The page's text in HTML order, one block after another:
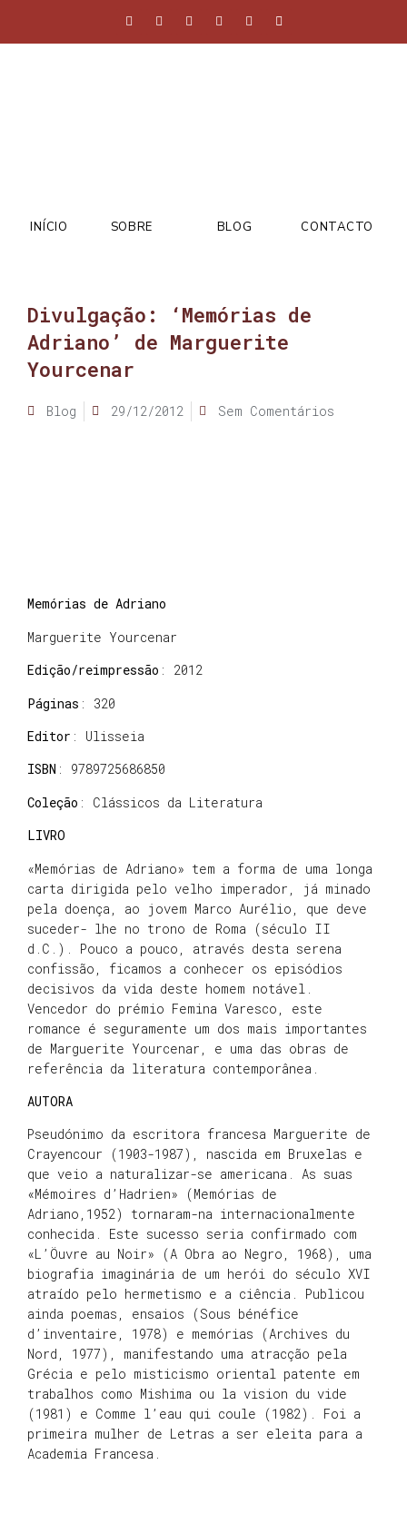
INÍCIO SOBRE BLOG CONTACTO
Divulgação: ‘Memórias de
Adriano’ de Marguerite
Yourcenar
Blog 29/12/2012 Sem Comentários
Memórias de Adriano
Marguerite Yourcenar
Edição/reimpressão : 2012
Páginas : 320
Editor : Ulisseia
ISBN : 9789725686850
Coleção : Clássicos da Literatura
LIVRO
«Memórias de Adriano» tem a forma de uma longa
carta dirigida pelo velho imperador, já minado
pela doença, ao jovem Marco Aurélio, que deve
suceder- lhe no trono de Roma (século II
d.C.). Pouco a pouco, através desta serena
confissão, ficamos a conhecer os episódios
decisivos da vida deste homem notável.
Vencedor do prémio Femina Varesco, este
romance é seguramente um dos mais importantes
de Marguerite Yourcenar, e uma das obras de
referência da literatura contemporânea.
AUTORA
Pseudónimo da escritora francesa Marguerite de
Crayencour (1903-1987), nascida em Bruxelas e
que veio a naturalizar-se americana. As suas
«Mémoires d’Hadrien» (Memórias de
Adriano,1952) tornaram-na internacionalmente
conhecida. Este sucesso seria confirmado com
«L’Öuvre au Noir» (A Obra ao Negro, 1968), uma
biografia imaginária de um herói do século XVI
atraído pelo hermetismo e a ciência. Publicou
ainda poemas, ensaios (Sous bénéfice
d’inventaire, 1978) e memórias (Archives du
Nord, 1977), manifestando uma atracção pela
Grécia e pelo misticismo oriental patente em
trabalhos como Mishima ou la vision du vide
(1981) e Comme l’eau qui coule (1982). Foi a
primeira mulher de Letras a ser eleita para a
Academia Francesa.